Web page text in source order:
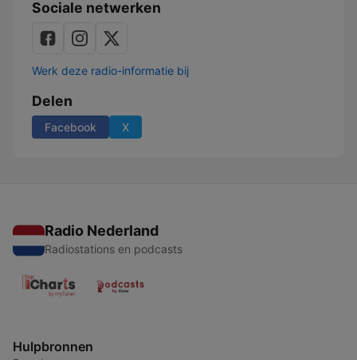
Sociale netwerken
Werk deze radio-informatie bij
Delen
Facebook X
Radio Nederland
Radiostations en podcasts
Hulpbronnen